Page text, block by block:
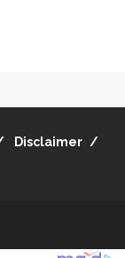
Disclaimer